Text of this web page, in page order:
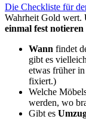
Die Checkliste für
Wahrheit Gold wert.
einmal fest
Wann findet
gibt es
etwas früher
fixiert.)
Welche
werden, wo
Gibt es